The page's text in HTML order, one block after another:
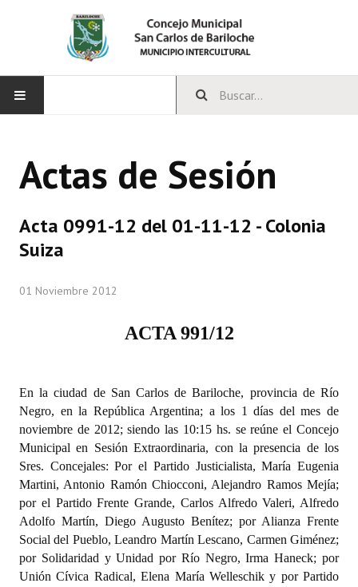
CONCEJO
Integrantes del Concejo
Concejales Mandato Cumplido
LEGISLACIÓN
Constitución Nacional
Constitución Provincial
Carta Orgánica 2007
Reglamento Interno
Digesto
Actas de Sesión
Acta 0991-12 del 01-11-12 - Colonia
Suiza
01 Noviembre 2012
ACTA 991/12
En la ciudad de San Carlos de Bariloche, provincia de Río
Negro, en la República Argentina; a los 1 días del mes de
noviembre de 2012; siendo las 10:15 hs. se reúne el Concejo
Municipal en Sesión Extraordinaria, con la presencia de los
Sres. Concejales: Por el Partido Justicialista, María Eugenia
Martini, Antonio Ramón Chiocconi, Alejandro Ramos Mejía;
por el Partido Frente Grande, Carlos Alfredo Valeri, Alfredo
Adolfo Martín, Diego Augusto Benítez; por Alianza Frente
Social del Pueblo, Leandro Martín Lescano, Carmen Giménez;
por Solidaridad y Unidad por Río Negro, Irma Haneck; por
Unión Cívica Radical, Elena María Welleschik y por Partido